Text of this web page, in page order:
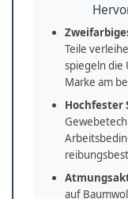
Teile
spiegeln
Marke am
Hochfester
auf